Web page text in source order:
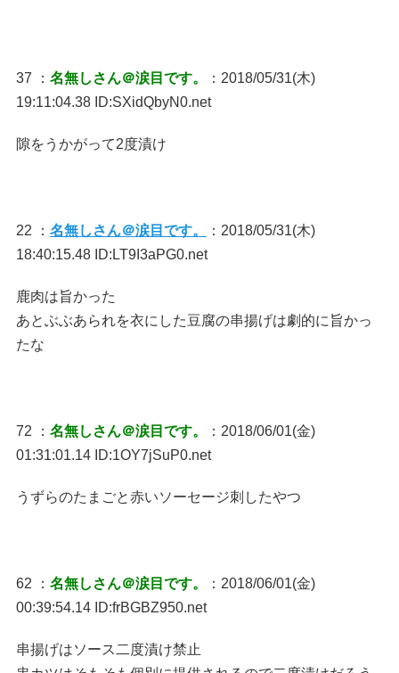
37 ： 名無しさん＠涙目です。
：2018/05/31(木)
19:11:04.38 ID:SXidQbyN0.net
隙をうかがって2度漬け
22 ： 名無しさん＠涙目です。
：2018/05/31(木)
18:40:15.48 ID:LT9I3aPG0.net
鹿肉は旨かった
あとぶぶあられを衣にした豆腐の串揚げは劇的に旨かっ
たな
72 ： 名無しさん＠涙目です。
：2018/06/01(金)
01:31:01.14 ID:1OY7jSuP0.net
うずらのたまごと赤いソーセージ刺したやつ
62 ： 名無しさん＠涙目です。
：2018/06/01(金)
00:39:54.14 ID:frBGBZ950.net
串揚げはソース二度漬け禁止